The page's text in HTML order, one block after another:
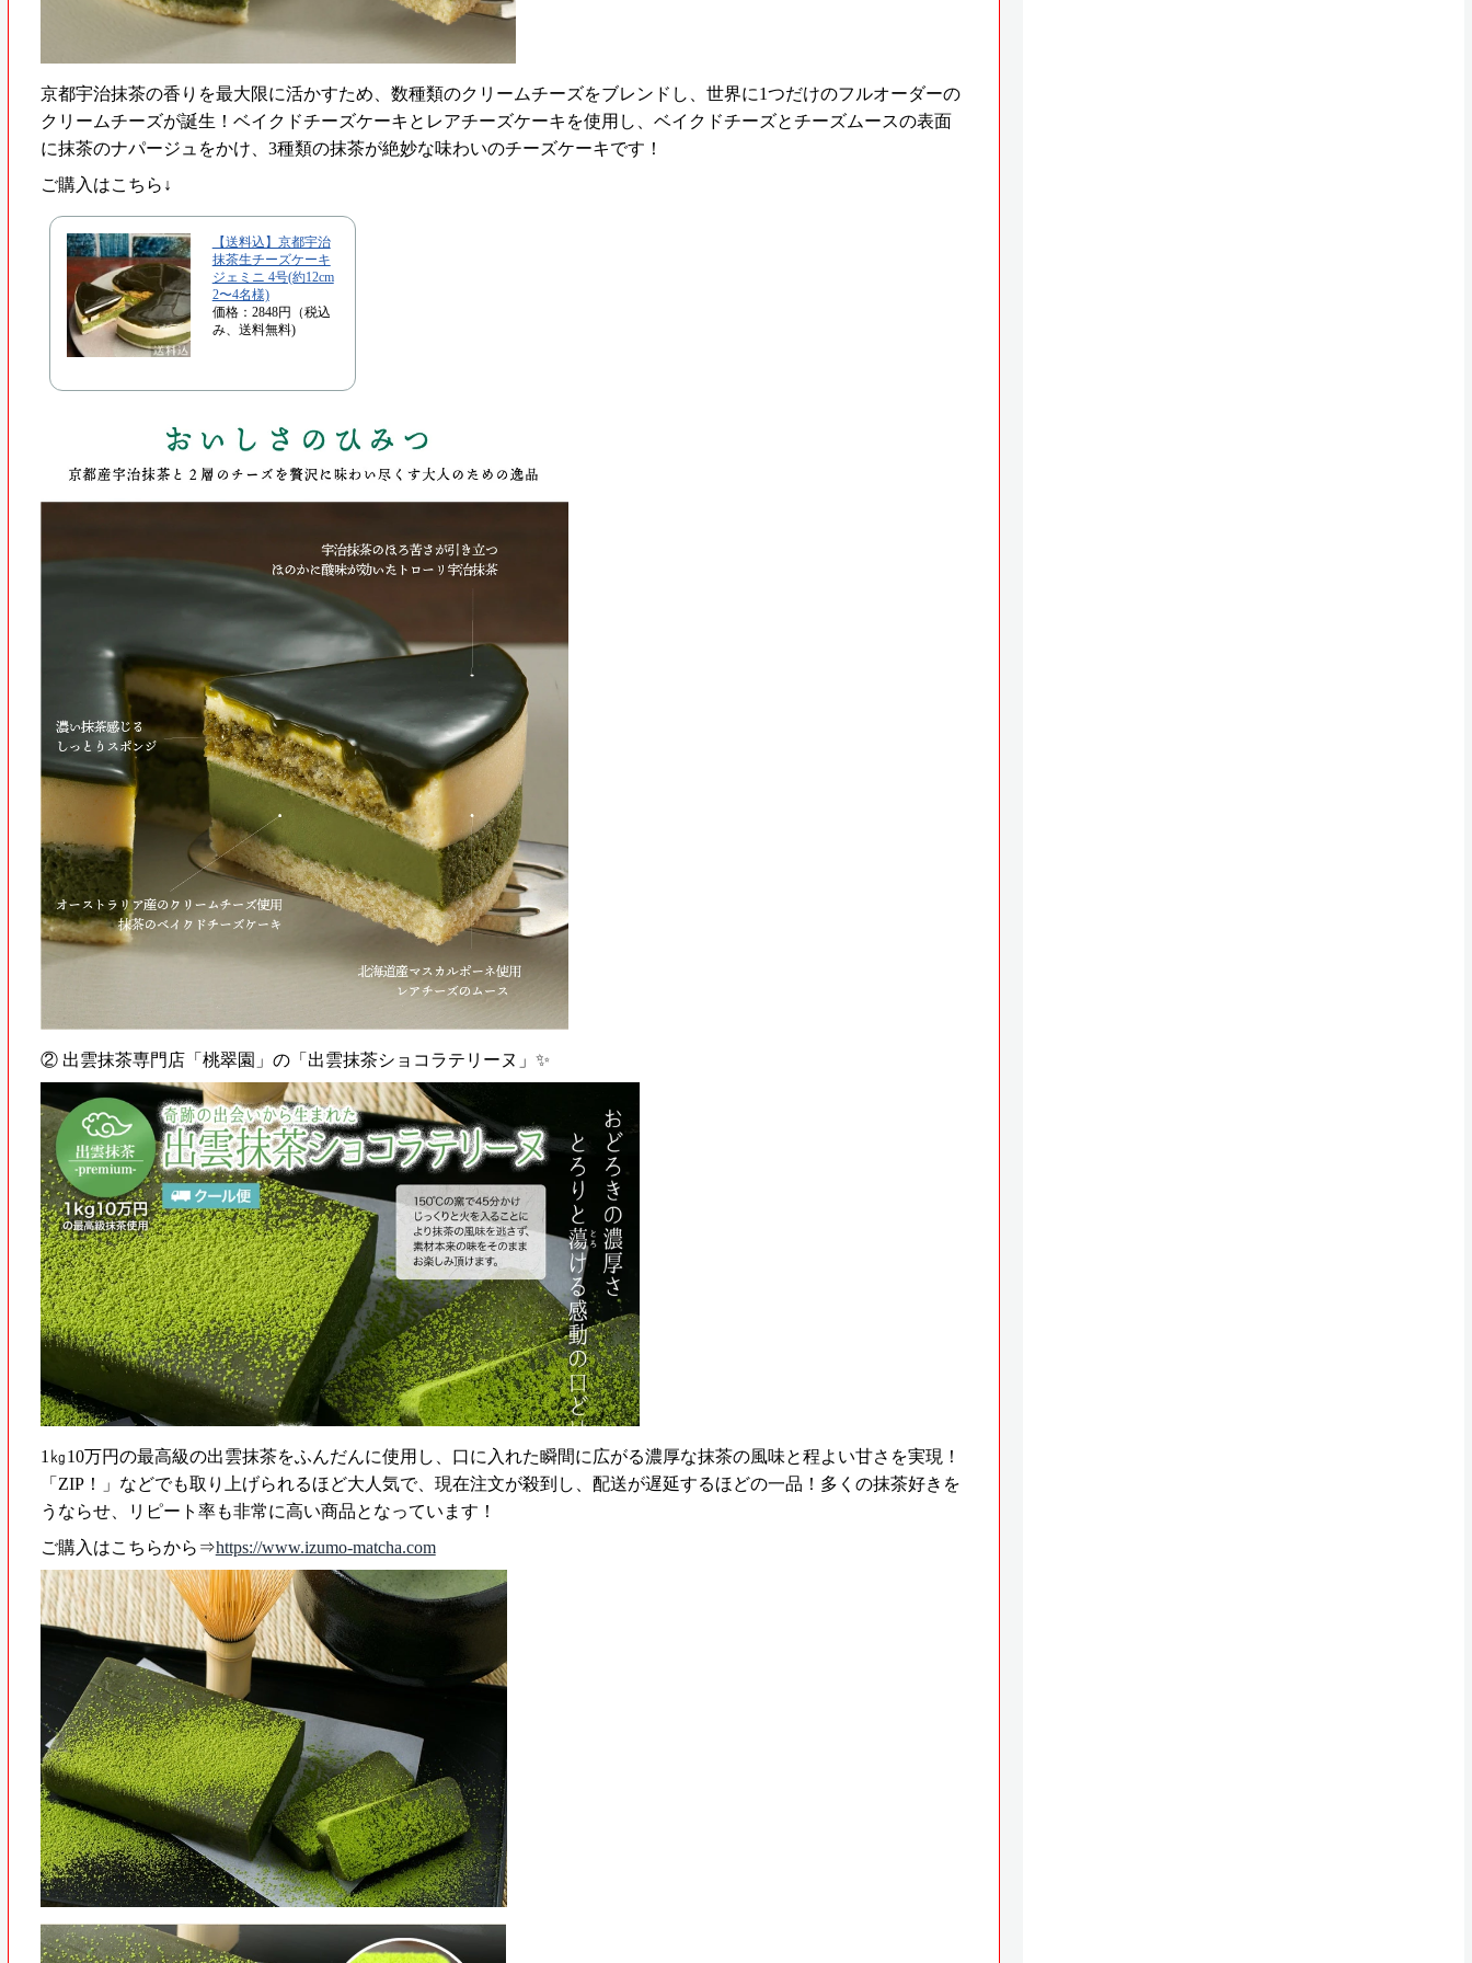
京都宇治抹茶の香りを最大限に活かすため、数種類のクリームチーズをブレンドし、世界に1つだけのフルオーダーの
クリームチーズが誕生！ベイクドチーズケーキとレアチーズケーキを使用し、ベイクドチーズとチーズムースの表面
に抹茶のナパージュをかけ、3種類の抹茶が絶妙な味わいのチーズケーキです！
ご購入はこちら↓
【送料込】京都宇治
抹茶生チーズケーキ
ジェミニ 4号(約12cm
2〜4名様)
価格：2848円（税込
み、送料無料)
② 出雲抹茶専門店「桃翠園」の「出雲抹茶ショコラテリーヌ」✨
1㎏10万円の最高級の出雲抹茶をふんだんに使用し、口に入れた瞬間に広がる濃厚な抹茶の風味と程よい甘さを実現！
「ZIP！」などでも取り上げられるほど大人気で、現在注文が殺到し、配送が遅延するほどの一品！多くの抹茶好きを
うならせ、リピート率も非常に高い商品となっています！
ご購入はこちらから⇒https://www.izumo-matcha.com